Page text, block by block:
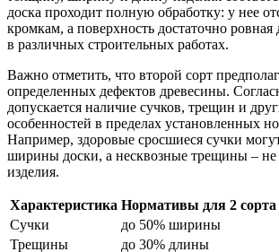
доска проходит полную обработку: у нее
кромкам, а поверхность достаточно ровная
в различных строительных работах.
Важно отметить, что второй сорт
определенных дефектов древесины.
допускается наличие сучков, трещин и
особенностей в пределах установленных
Например, здоровые сросшиеся сучки
ширины доски, а несквозные трещины –
изделия.
Характеристика Нормативы для 2 сорта
Сучки
до 50% ширины
Трещины
до 30% длины